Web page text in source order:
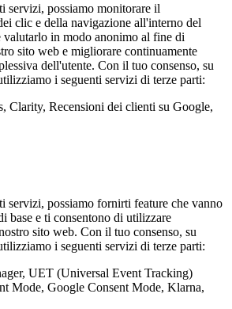
servizi, possiamo monitorare il
clic e della navigazione all'interno del
valutarlo in modo anonimo al fine di
sito web e migliorare continuamente
dell'utente. Con il tuo consenso, su
i seguenti servizi di terze parti:
Clarity, Recensioni dei clienti su Google,
servizi, possiamo fornirti feature che vanno
base e ti consentono di utilizzare
sito web. Con il tuo consenso, su
i seguenti servizi di terze parti:
UET (Universal Event Tracking)
Mode, Google Consent Mode, Klarna,